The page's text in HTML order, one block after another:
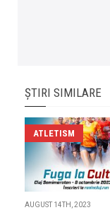
ȘTIRI SIMILARE
ATLETISM
AUGUST 14TH, 2023